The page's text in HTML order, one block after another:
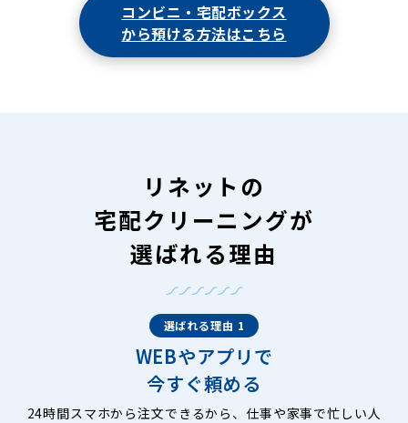
コンビニ・宅配ボックス
から預ける方法はこちら
リネットの
宅配クリーニングが
選ばれる理由
選ばれる理由 1
WEBやアプリで
今すぐ頼める
24時間スマホから注文できるから、仕事や家事で忙しい人